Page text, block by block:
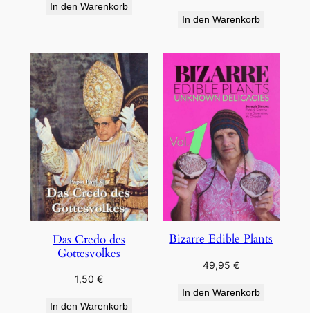
In den Warenkorb
In den Warenkorb
Das Credo des
Gottesvolkes
1,50€
In den Warenkorb
Bizarre Edible Plants
49,95 €
In den Warenkorb